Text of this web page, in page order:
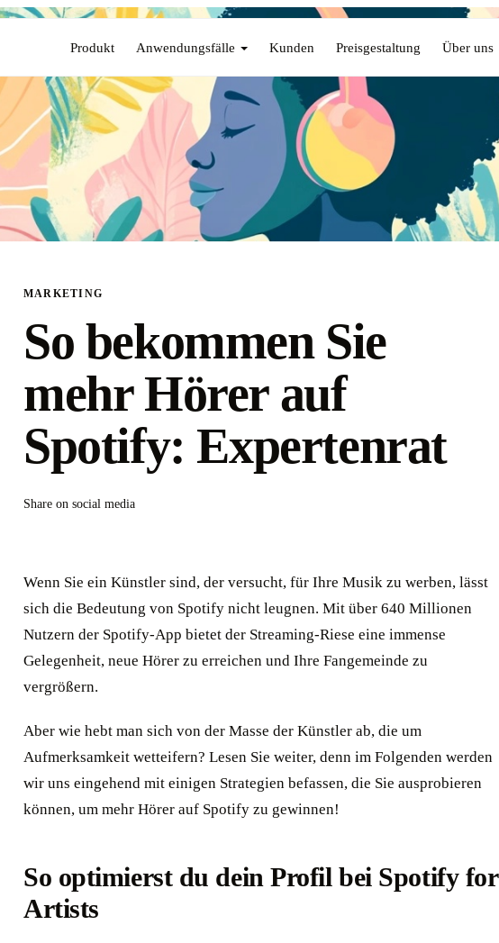
Produkt Anwendungsfälle Kunden Preisgestaltung Über uns
MARKETING
So bekommen Sie
mehr Hörer auf
Spotify: Expertenrat
Share on social media
Wenn Sie ein Künstler sind, der versucht, für Ihre Musik zu werben, lässt
sich die Bedeutung von Spotify nicht leugnen. Mit über 640 Millionen
Nutzern der Spotify-App bietet der Streaming-Riese eine immense
Gelegenheit, neue Hörer zu erreichen und Ihre Fangemeinde zu
vergrößern.
Aber wie hebt man sich von der Masse der Künstler ab, die um
Aufmerksamkeit wetteifern? Lesen Sie weiter, denn im Folgenden werden
wir uns eingehend mit einigen Strategien befassen, die Sie ausprobieren
können, um mehr Hörer auf Spotify zu gewinnen!
So optimierst du dein Profil bei Spotify for
Artists